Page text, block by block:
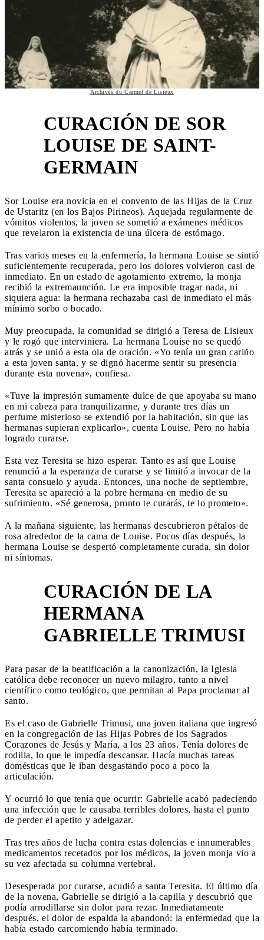
Archives du Carmel de Lisieux
CURACIÓN DE SOR
LOUISE DE SAINT-
GERMAIN
Sor Louise era novicia en el convento de las Hijas de la Cruz
de Ustaritz (en los Bajos Pirineos). Aquejada regularmente de
vómitos violentos, la joven se sometió a exámenes médicos
que revelaron la existencia de una úlcera de estómago.
Tras varios meses en la enfermería, la hermana Louise se sintió
suficientemente recuperada, pero los dolores volvieron casi de
inmediato. En un estado de agotamiento extremo, la monja
recibió la extremaunción. Le era imposible tragar nada, ni
siquiera agua: la hermana rechazaba casi de inmediato el más
mínimo sorbo o bocado.
Muy preocupada, la comunidad se dirigió a Teresa de Lisieux
y le rogó que interviniera. La hermana Louise no se quedó
atrás y se unió a esta ola de oración. «Yo tenía un gran cariño
a esta joven santa, y se dignó hacerme sentir su presencia
durante esta novena», confiesa.
«Tuve la impresión sumamente dulce de que apoyaba su mano
en mi cabeza para tranquilizarme, y durante tres días un
perfume misterioso se extendió por la habitación, sin que las
hermanas supieran explicarlo», cuenta Louise. Pero no había
logrado curarse.
Esta vez Teresita se hizo esperar. Tanto es así que Louise
renunció a la esperanza de curarse y se limitó a invocar de la
santa consuelo y ayuda. Entonces, una noche de septiembre,
Teresita se apareció a la pobre hermana en medio de su
sufrimiento. «Sé generosa, pronto te curarás, te lo prometo».
A la mañana siguiente, las hermanas descubrieron pétalos de
rosa alrededor de la cama de Louise. Pocos días después, la
hermana Louise se despertó completamente curada, sin dolor
ni síntomas.
CURACIÓN DE LA
HERMANA
GABRIELLE TRIMUSI
Para pasar de la beatificación a la canonización, la Iglesia
católica debe reconocer un nuevo milagro, tanto a nivel
científico como teológico, que permitan al Papa proclamar al
santo.
Es el caso de Gabrielle Trimusi, una joven italiana que ingresó
en la congregación de las Hijas Pobres de los Sagrados
Corazones de Jesús y María, a los 23 años. Tenía dolores de
rodilla, lo que le impedía descansar. Hacía muchas tareas
domésticas que le iban desgastando poco a poco la
articulación.
Y ocurrió lo que tenía que ocurrir: Gabrielle acabó padeciendo
una infección que le causaba terribles dolores, hasta el punto
de perder el apetito y adelgazar.
Tras tres años de lucha contra estas dolencias e innumerables
medicamentos recetados por los médicos, la joven monja vio a
su vez afectada su columna vertebral.
Desesperada por curarse, acudió a santa Teresita. El último día
de la novena, Gabrielle se dirigió a la capilla y descubrió que
podía arrodillarse sin dolor para rezar. Inmediatamente
después, el dolor de espalda la abandonó: la enfermedad que la
había estado carcomiendo había terminado.